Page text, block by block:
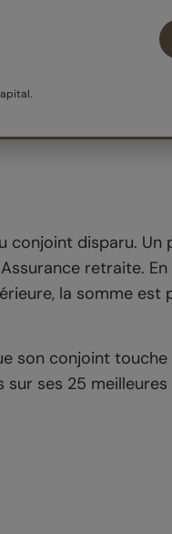
conjoint disparu. Un
retraite.
la somme
son conjoint
ses 25 meilleures